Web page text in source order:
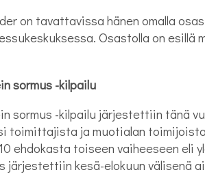
on tavattavissa hänen omalla
Osastolla on esillä
sormus -kilpailu
sormus -kilpailu järjestettiin tänä
toimittajista ja muotialan
ehdokasta toiseen vaiheeseen eli
järjestettiin kesä-elokuun välisenä